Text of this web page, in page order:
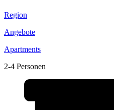
Region
Angebote
Apartments
2-4 Personen